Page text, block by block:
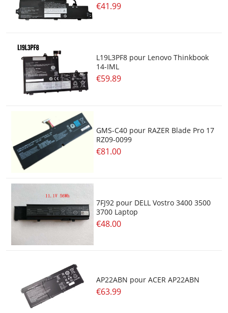
€41.99
L19L3PF8 pour Lenovo Thinkbook
14-IML
€59.89
GMS-C40 pour RAZER Blade Pro 17
RZ09-0099
€81.00
7FJ92 pour DELL Vostro 3400 3500
3700 Laptop
€48.00
AP22ABN pour ACER AP22ABN
€63.99